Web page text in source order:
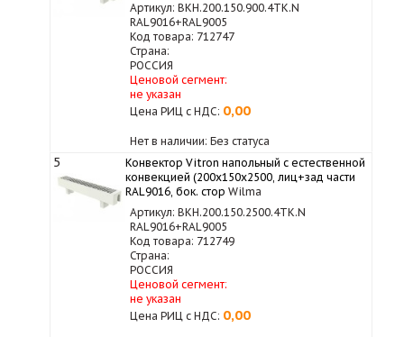
Артикул: ВКН.200.150.900.4ТК.N
RAL9016+RAL9005
Код товара: 712747
Страна:
РОССИЯ
Ценовой сегмент:
не указан
Цена РИЦ с НДС: 0,00
Нет в наличии: Без статуса
5
Конвектор Vitron напольный с естественной
конвекцией (200х150х2500, лиц+зад части
RAL9016, бок. стор Wilma
Артикул: ВКН.200.150.2500.4ТК.N
RAL9016+RAL9005
Код товара: 712749
Страна:
РОССИЯ
Ценовой сегмент:
не указан
Цена РИЦ с НДС: 0,00